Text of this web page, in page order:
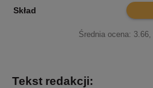
Skład 7.3
Średnia ocena: 3.66,
Tekst redakcji: